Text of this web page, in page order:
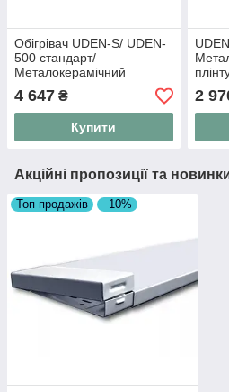
Обігрівач UDEN-S/ UDEN-
500 стандарт/
Металокерамічний
4 647 ₴
Купити
2
Акційні пропозиції та
Топ продажів –10%